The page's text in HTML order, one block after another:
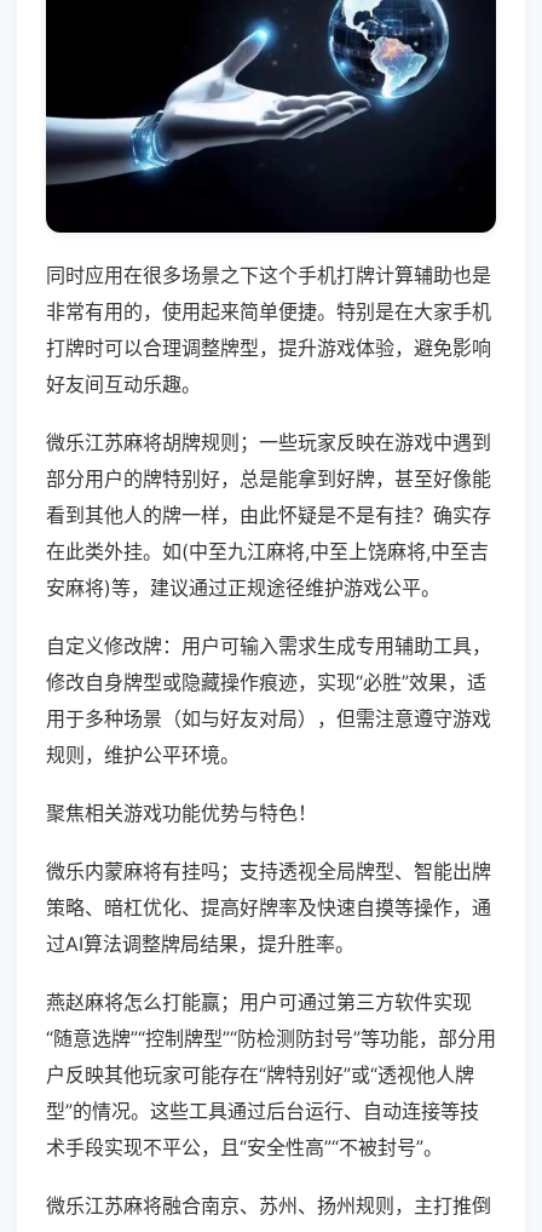
同时应用在很多场景之下这个手机打牌计算辅助也是
非常有用的，使用起来简单便捷。特别是在大家手机
打牌时可以合理调整牌型，提升游戏体验，避免影响
好友间互动乐趣。
微乐江苏麻将胡牌规则；一些玩家反映在游戏中遇到
部分用户的牌特别好，总是能拿到好牌，甚至好像能
看到其他人的牌一样，由此怀疑是不是有挂？确实存
在此类外挂。如(中至九江麻将,中至上饶麻将,中至吉
安麻将)等，建议通过正规途径维护游戏公平。
自定义修改牌：用户可输入需求生成专用辅助工具，
修改自身牌型或隐藏操作痕迹，实现“必胜”效果，适
用于多种场景（如与好友对局），但需注意遵守游戏
规则，维护公平环境。
聚焦相关游戏功能优势与特色！
微乐内蒙麻将有挂吗；支持透视全局牌型、智能出牌
策略、暗杠优化、提高好牌率及快速自摸等操作，通
过AI算法调整牌局结果，提升胜率。
燕赵麻将怎么打能赢；用户可通过第三方软件实现
“随意选牌”“控制牌型”“防检测防封号”等功能，部分用
户反映其他玩家可能存在“牌特别好”或“透视他人牌
型”的情况。这些工具通过后台运行、自动连接等技
术手段实现不平公，且“安全性高”“不被封号”。
微乐江苏麻将融合南京、苏州、扬州规则，主打推倒